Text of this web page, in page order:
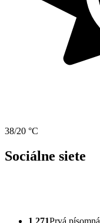
38/20 °C
Sociálne siete